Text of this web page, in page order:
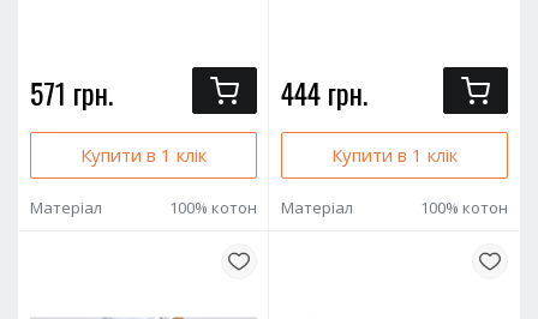
571 грн.
Купити в 1 клік
Матеріал 100% котон
444 грн.
Купити в 1 клік
Матеріал 100% котон